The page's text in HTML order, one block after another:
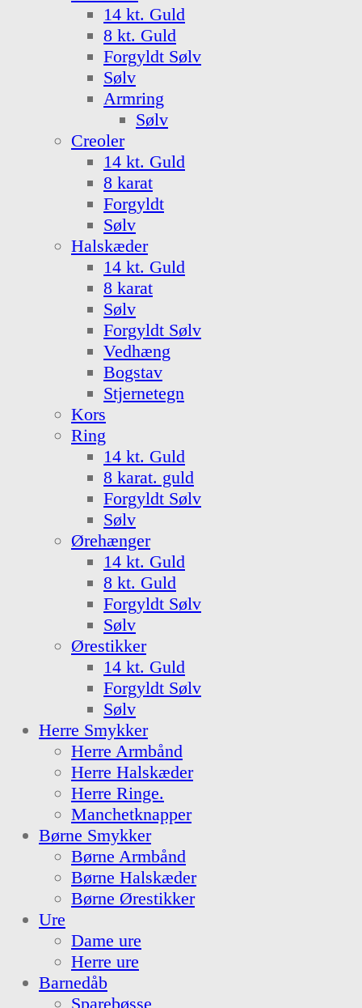
14 kt. Guld
8 kt. Guld
Forgyldt Sølv
Sølv
Armring
Sølv
Creoler
14 kt. Guld
8 karat
Forgyldt
Sølv
Halskæder
14 kt. Guld
8 karat
Sølv
Forgyldt Sølv
Vedhæng
Bogstav
Stjernetegn
Kors
Ring
14 kt. Guld
8 karat. guld
Forgyldt Sølv
Sølv
Ørehænger
14 kt. Guld
8 kt. Guld
Forgyldt Sølv
Sølv
Ørestikker
14 kt. Guld
Forgyldt Sølv
Sølv
Herre Smykker
Herre Armbånd
Herre Halskæder
Herre Ringe.
Manchetknapper
Børne Smykker
Børne Armbånd
Børne Halskæder
Børne Ørestikker
Ure
Dame ure
Herre ure
Barnedåb
Sparebøsse